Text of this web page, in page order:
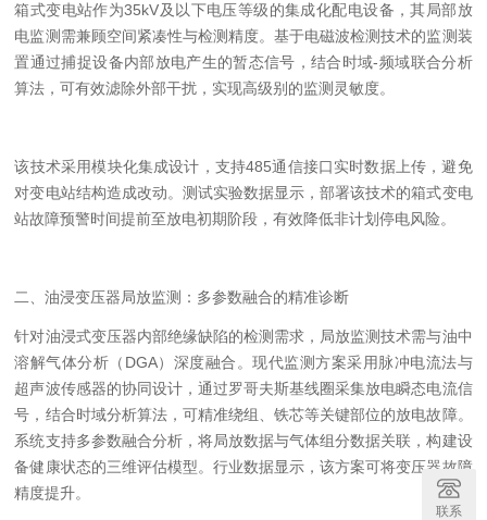
箱式变电站作为35kV及以下电压等级的集成化配电设备，其局部放
电监测需兼顾空间紧凑性与检测精度。基于电磁波检测技术的监测装
置通过捕捉设备内部放电产生的暂态信号，结合时域-频域联合分析
算法，可有效滤除外部干扰，实现高级别的监测灵敏度。
该技术采用模块化集成设计，支持485通信接口实时数据上传，避免
对变电站结构造成改动。 测试实验数据显示，部署该技术的箱式变电
站故障预警时间提前至放电初期阶段，有效降低非计划停电风险。
二、油浸变压器局放监测：多参数融合的精准诊断
针对油浸式变压器内部绝缘缺陷的检测需求，局放监测技术需与油中
溶解气体分析（ DGA）深度融合。现代监测方案采用脉冲电流法与
超声波传感器的协同设计，通过罗哥夫斯基线圈采集放电瞬态电流信
号，结合时域分析算法，可精准绕组、铁芯等关键部位的放电故障。
系统支持多参数融合分析，将局放数据与气体组分数据关联，构建设
备健康状态的三维评估模型。行业数据显示，该方案可将变压器故障
精度提升。
联系